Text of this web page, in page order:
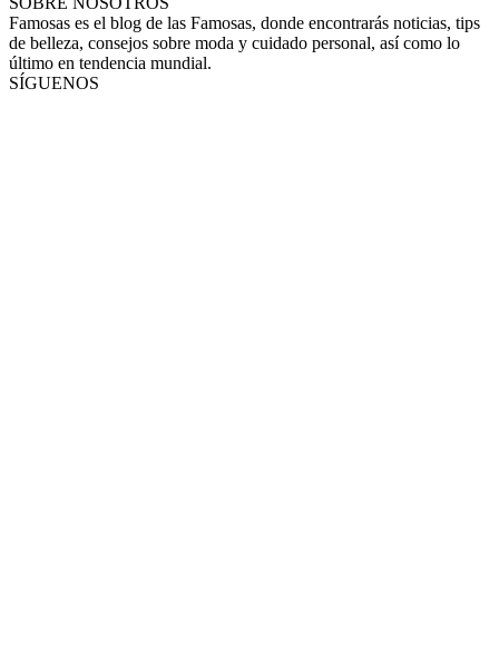
Famosas es el blog de las Famosas, donde encontrarás noticias, tips
de belleza, consejos sobre moda y cuidado personal, así como lo
último en tendencia mundial.
SÍGUENOS